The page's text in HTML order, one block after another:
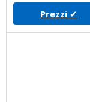
Prezzi ✔